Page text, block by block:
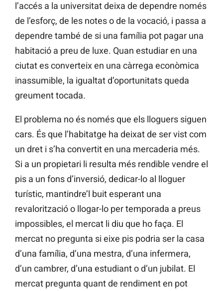
l’accés a la universitat deixa de dependre només
de l’esforç, de les notes o de la vocació, i passa a
dependre també de si una família pot pagar una
habitació a preu de luxe. Quan estudiar en una
ciutat es converteix en una càrrega econòmica
inassumible, la igualtat d’oportunitats queda
greument tocada.
El problema no és només que els lloguers siguen
cars. És que l’habitatge ha deixat de ser vist com
un dret i s’ha convertit en una mercaderia més.
Si a un propietari li resulta més rendible vendre el
pis a un fons d’inversió, dedicar-lo al lloguer
turístic, mantindre’l buit esperant una
revalorització o llogar-lo per temporada a preus
impossibles, el mercat li diu que ho faça. El
mercat no pregunta si eixe pis podria ser la casa
d’una família, d’una mestra, d’una infermera,
d’un cambrer, d’una estudiant o d’un jubilat. El
mercat pregunta quant de rendiment en pot